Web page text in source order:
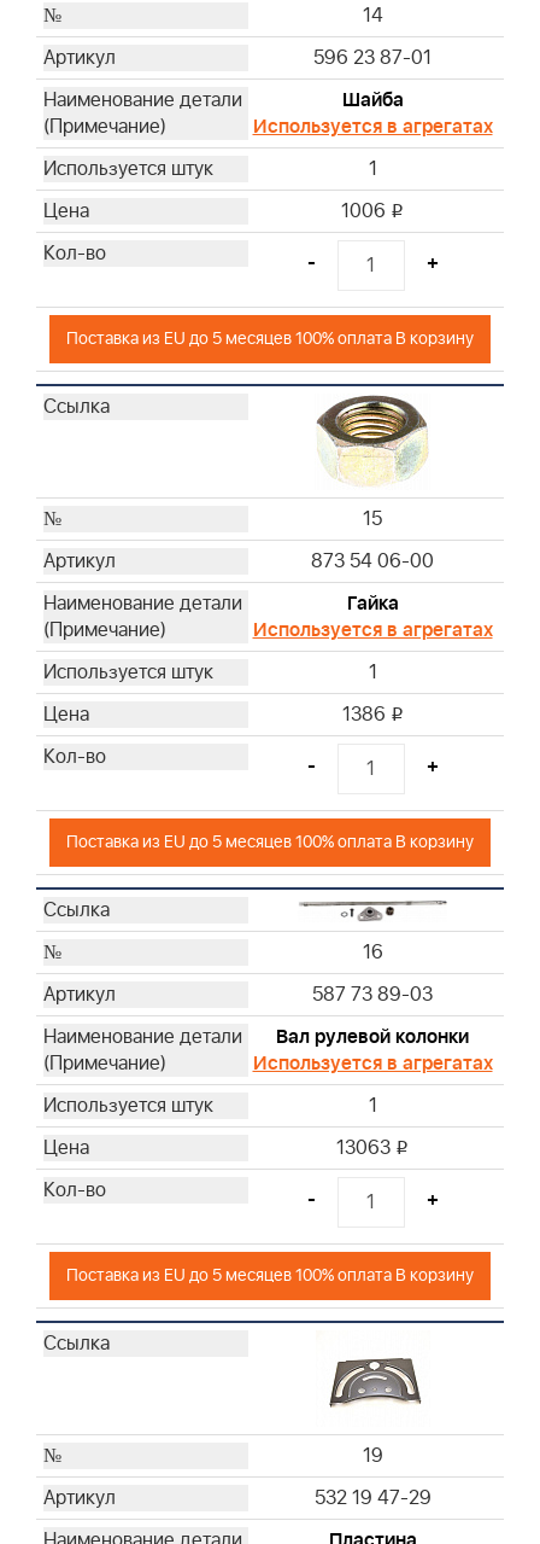
14
596 23 87-01
Шайба
Используется в агрегатах
1
1006 i
- +
Поставка из EU до 5 месяцев 100% оплата В корзину
15
873 54 06-00
Гайка
Используется в агрегатах
1
1386 i
- +
Поставка из EU до 5 месяцев 100% оплата В корзину
16
587 73 89-03
Вал рулевой колонки
Используется в агрегатах
1
13063 i
- +
Поставка из EU до 5 месяцев 100% оплата В корзину
19
532 19 47-29